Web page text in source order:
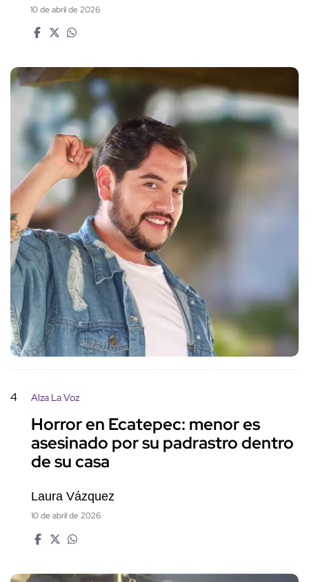
10 de abril de 2026
4 Alza La Voz
Horror en Ecatepec: menor es
asesinado por su padrastro dentro
de su casa
Laura Vázquez
10 de abril de 2026